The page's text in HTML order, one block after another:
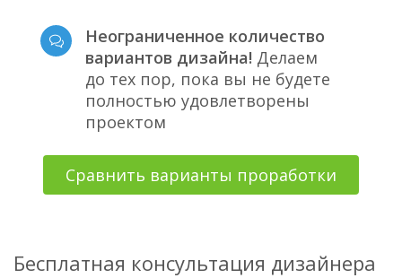
Неограниченное количество
вариантов дизайна! Делаем
до тех пор, пока вы не будете
полностью удовлетворены
проектом
Сравнить варианты проработки
Бесплатная консультация дизайнера